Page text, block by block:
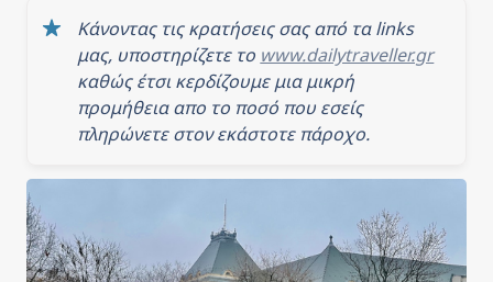
Κάνοντας τις κρατήσεις σας από τα links
μας, υποστηρίζετε το www.dailytraveller.gr
καθώς έτσι κερδίζουμε μια μικρή
προμήθεια απο το ποσό που εσείς
πληρώνετε στον εκάστοτε πάροχο.